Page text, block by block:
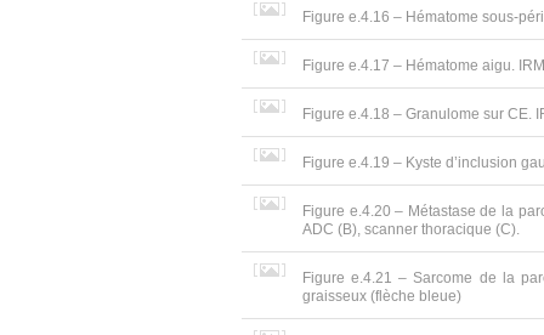
Figure e.4.16 – Hématome sous-
Figure e.4.17 – Hématome aigu.
Figure e.4.18 – Granulome sur CE.
Figure e.4.19 – Kyste d’inclusion
Figure e.4.20 – Métastase de la
ADC (B), scanner thoracique (C).
Figure e.4.21 – Sarcome de la
graisseux (flèche bleue)